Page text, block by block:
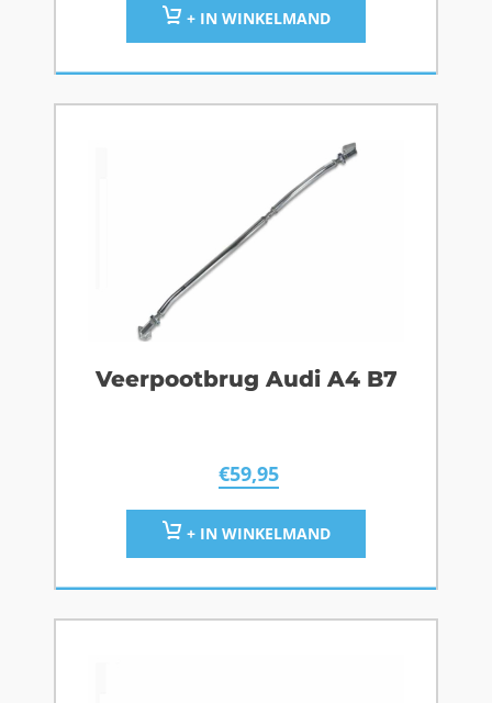
+ IN WINKELMAND
Veerpootbrug Audi A4 B7
€59,95
+ IN WINKELMAND